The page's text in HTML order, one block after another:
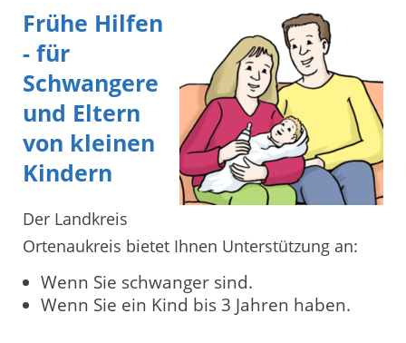
Frühe Hilfen
- für
Schwangere
und Eltern
von kleinen
Kindern
Der Landkreis
Ortenaukreis bietet Ihnen Unterstützung an:
Wenn Sie schwanger sind.
Wenn Sie ein Kind bis 3 Jahren haben.